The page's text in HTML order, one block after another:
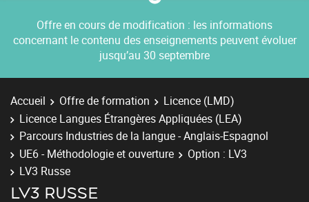
Offre en cours de modification : les informations
concernant le contenu des enseignements peuvent évoluer
jusqu’au 30 septembre
Accueil Offre de formation
Licence (LMD)
Licence Langues Étrangères Appliquées (LEA)
Parcours Industries de la langue - Anglais-Espagnol
UE6 - Méthodologie et ouverture
Option : LV3
LV3 Russe
LV3 RUSSE